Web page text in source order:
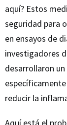
aquí? Estos
seguridad para
en ensayos de
investigadores
desarrollaron un
reducir la
Aquí está el